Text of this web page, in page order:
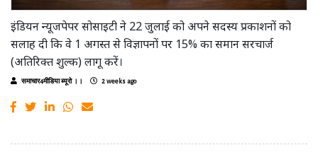
इंडियन न्यूजपेपर सोसाइटी ने 22 जुलाई को अपने सदस्य प्रकाशनों को
सलाह दी कि वे 1 अगस्त से विज्ञापनों पर 15% का समान सरचार्ज
(अतिरिक्त शुल्क) लागू करें।
समाचार4मीडिया ब्यूरो ।। 2 weeks ago